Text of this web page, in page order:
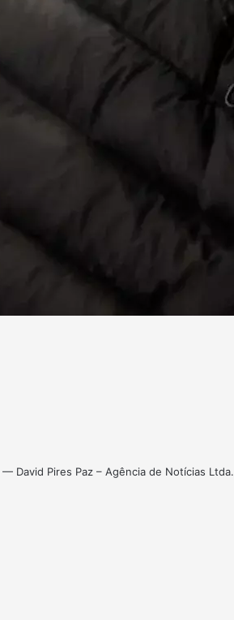
David Pires Paz – Agência de Notícias Ltda.